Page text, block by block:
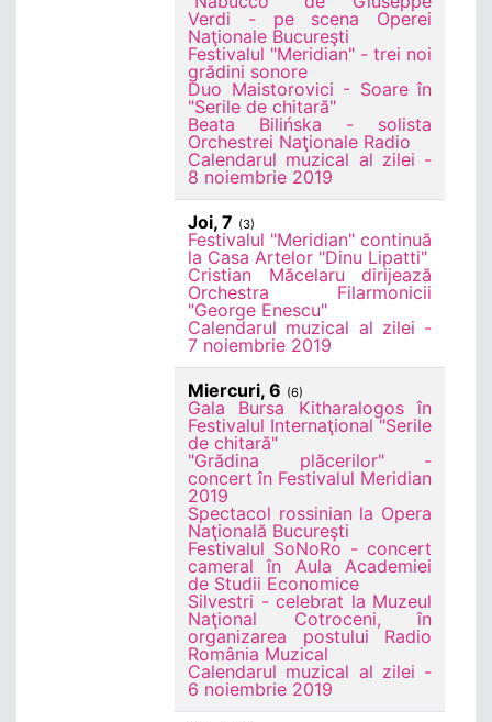
Verdi - pe scena Operei
Naţionale Bucureşti
Festivalul "Meridian" - trei noi
grădini sonore
Duo Maistorovici - Soare în
"Serile de chitară"
Beata Bilińska - solista
Orchestrei Naţionale Radio
Calendarul muzical al zilei -
8 noiembrie 2019
Joi, 7 (3)
Festivalul "Meridian" continuă
la Casa Artelor "Dinu Lipatti"
Cristian Măcelaru dirijează
Orchestra Filarmonicii
"George Enescu"
Calendarul muzical al zilei -
7 noiembrie 2019
Miercuri, 6 (6)
Gala Bursa Kitharalogos în
Festivalul Internaţional "Serile
de chitară"
"Grădina plăcerilor" -
concert în Festivalul Meridian
2019
Spectacol rossinian la Opera
Naţională Bucureşti
Festivalul SoNoRo - concert
cameral în Aula Academiei
de Studii Economice
Silvestri - celebrat la Muzeul
Naţional Cotroceni, în
organizarea postului Radio
România Muzical
Calendarul muzical al zilei -
6 noiembrie 2019